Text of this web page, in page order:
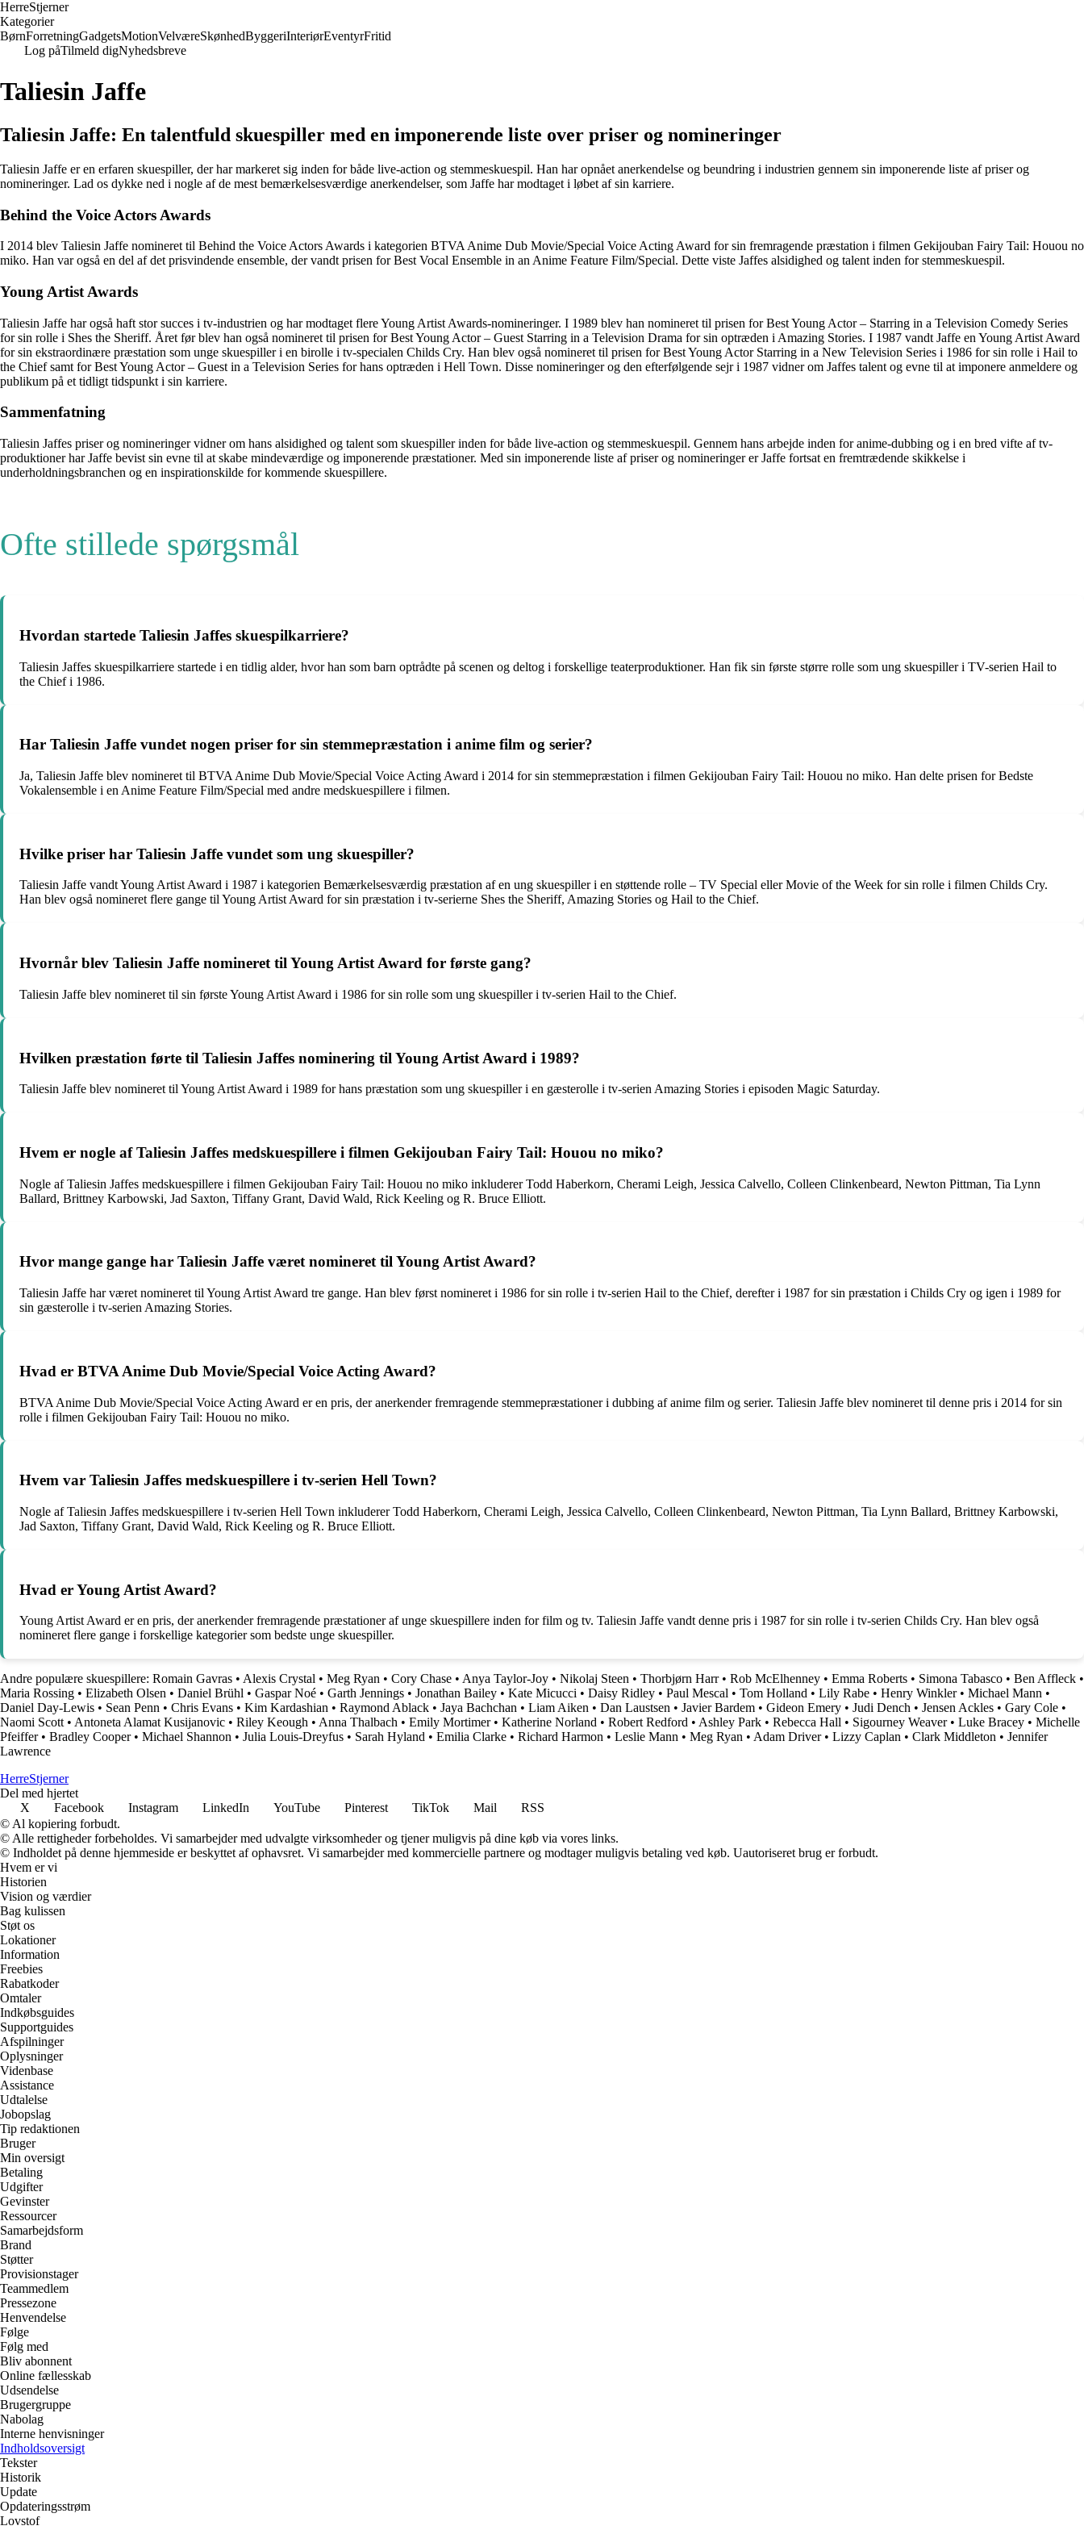
HerreStjerner
Kategorier
BørnForretningGadgetsMotionVelværeSkønhedByggeriInteriørEventyrFritid
Log påTilmeld digNyhedsbreve
Taliesin Jaffe
Taliesin Jaffe: En talentfuld skuespiller med en imponerende liste over priser og nomineringer
Taliesin Jaffe er en erfaren skuespiller, der har markeret sig inden for både live-action og stemmeskuespil. Han har opnået anerkendelse og beundring i industrien gennem sin imponerende liste af priser og
nomineringer. Lad os dykke ned i nogle af de mest bemærkelsesværdige anerkendelser, som Jaffe har modtaget i løbet af sin karriere.
Behind the Voice Actors Awards
I 2014 blev Taliesin Jaffe nomineret til Behind the Voice Actors Awards i kategorien BTVA Anime Dub Movie/Special Voice Acting Award for sin fremragende præstation i filmen Gekijouban Fairy Tail: Houou no
miko. Han var også en del af det prisvindende ensemble, der vandt prisen for Best Vocal Ensemble in an Anime Feature Film/Special. Dette viste Jaffes alsidighed og talent inden for stemmeskuespil.
Young Artist Awards
Taliesin Jaffe har også haft stor succes i tv-industrien og har modtaget flere Young Artist Awards-nomineringer. I 1989 blev han nomineret til prisen for Best Young Actor – Starring in a Television Comedy Series
for sin rolle i Shes the Sheriff. Året før blev han også nomineret til prisen for Best Young Actor – Guest Starring in a Television Drama for sin optræden i Amazing Stories. I 1987 vandt Jaffe en Young Artist Award
for sin ekstraordinære præstation som unge skuespiller i en birolle i tv-specialen Childs Cry. Han blev også nomineret til prisen for Best Young Actor Starring in a New Television Series i 1986 for sin rolle i Hail to
the Chief samt for Best Young Actor – Guest in a Television Series for hans optræden i Hell Town. Disse nomineringer og den efterfølgende sejr i 1987 vidner om Jaffes talent og evne til at imponere anmeldere og
publikum på et tidligt tidspunkt i sin karriere.
Sammenfatning
Taliesin Jaffes priser og nomineringer vidner om hans alsidighed og talent som skuespiller inden for både live-action og stemmeskuespil. Gennem hans arbejde inden for anime-dubbing og i en bred vifte af tv-
produktioner har Jaffe bevist sin evne til at skabe mindeværdige og imponerende præstationer. Med sin imponerende liste af priser og nomineringer er Jaffe fortsat en fremtrædende skikkelse i
underholdningsbranchen og en inspirationskilde for kommende skuespillere.
Ofte stillede spørgsmål
Hvordan startede Taliesin Jaffes skuespilkarriere?
Taliesin Jaffes skuespilkarriere startede i en tidlig alder, hvor han som barn optrådte på scenen og deltog i forskellige teaterproduktioner. Han fik sin første større rolle som ung skuespiller i TV-serien Hail to
the Chief i 1986.
Har Taliesin Jaffe vundet nogen priser for sin stemmepræstation i anime film og serier?
Ja, Taliesin Jaffe blev nomineret til BTVA Anime Dub Movie/Special Voice Acting Award i 2014 for sin stemmepræstation i filmen Gekijouban Fairy Tail: Houou no miko. Han delte prisen for Bedste
Vokalensemble i en Anime Feature Film/Special med andre medskuespillere i filmen.
Hvilke priser har Taliesin Jaffe vundet som ung skuespiller?
Taliesin Jaffe vandt Young Artist Award i 1987 i kategorien Bemærkelsesværdig præstation af en ung skuespiller i en støttende rolle – TV Special eller Movie of the Week for sin rolle i filmen Childs Cry.
Han blev også nomineret flere gange til Young Artist Award for sin præstation i tv-serierne Shes the Sheriff, Amazing Stories og Hail to the Chief.
Hvornår blev Taliesin Jaffe nomineret til Young Artist Award for første gang?
Taliesin Jaffe blev nomineret til sin første Young Artist Award i 1986 for sin rolle som ung skuespiller i tv-serien Hail to the Chief.
Hvilken præstation førte til Taliesin Jaffes nominering til Young Artist Award i 1989?
Taliesin Jaffe blev nomineret til Young Artist Award i 1989 for hans præstation som ung skuespiller i en gæsterolle i tv-serien Amazing Stories i episoden Magic Saturday.
Hvem er nogle af Taliesin Jaffes medskuespillere i filmen Gekijouban Fairy Tail: Houou no miko?
Nogle af Taliesin Jaffes medskuespillere i filmen Gekijouban Fairy Tail: Houou no miko inkluderer Todd Haberkorn, Cherami Leigh, Jessica Calvello, Colleen Clinkenbeard, Newton Pittman, Tia Lynn
Ballard, Brittney Karbowski, Jad Saxton, Tiffany Grant, David Wald, Rick Keeling og R. Bruce Elliott.
Hvor mange gange har Taliesin Jaffe været nomineret til Young Artist Award?
Taliesin Jaffe har været nomineret til Young Artist Award tre gange. Han blev først nomineret i 1986 for sin rolle i tv-serien Hail to the Chief, derefter i 1987 for sin præstation i Childs Cry og igen i 1989 for
sin gæsterolle i tv-serien Amazing Stories.
Hvad er BTVA Anime Dub Movie/Special Voice Acting Award?
BTVA Anime Dub Movie/Special Voice Acting Award er en pris, der anerkender fremragende stemmepræstationer i dubbing af anime film og serier. Taliesin Jaffe blev nomineret til denne pris i 2014 for sin
rolle i filmen Gekijouban Fairy Tail: Houou no miko.
Hvem var Taliesin Jaffes medskuespillere i tv-serien Hell Town?
Nogle af Taliesin Jaffes medskuespillere i tv-serien Hell Town inkluderer Todd Haberkorn, Cherami Leigh, Jessica Calvello, Colleen Clinkenbeard, Newton Pittman, Tia Lynn Ballard, Brittney Karbowski,
Jad Saxton, Tiffany Grant, David Wald, Rick Keeling og R. Bruce Elliott.
Hvad er Young Artist Award?
Young Artist Award er en pris, der anerkender fremragende præstationer af unge skuespillere inden for film og tv. Taliesin Jaffe vandt denne pris i 1987 for sin rolle i tv-serien Childs Cry. Han blev også
nomineret flere gange i forskellige kategorier som bedste unge skuespiller.
Andre populære skuespillere: Romain Gavras • Alexis Crystal • Meg Ryan • Cory Chase • Anya Taylor-Joy • Nikolaj Steen • Thorbjørn Harr• Rob McElhenney • Emma Roberts • Simona Tabasco • Ben Affleck •
Maria Rossing • Elizabeth Olsen • Daniel Brühl • Gaspar Noé • Garth Jennings • Jonathan Bailey • Kate Micucci • Daisy Ridley • Paul Mescal • Tom Holland • Lily Rabe • Henry Winkler• Michael Mann •
Daniel Day-Lewis • Sean Penn • Chris Evans • Kim Kardashian • Raymond Ablack • Jaya Bachchan • Liam Aiken • Dan Laustsen • Javier Bardem • Gideon Emery • Judi Dench • Jensen Ackles • Gary Cole •
Naomi Scott• Antoneta Alamat Kusijanovic • Riley Keough • Anna Thalbach • Emily Mortimer• Katherine Norland • Robert Redford • Ashley Park • Rebecca Hall • Sigourney Weaver• Luke Bracey • Michelle
Pfeiffer• Bradley Cooper• Michael Shannon • Julia Louis-Dreyfus • Sarah Hyland • Emilia Clarke • Richard Harmon • Leslie Mann • Meg Ryan • Adam Driver• Lizzy Caplan • Clark Middleton • Jennifer
Lawrence
HerreStjerner
Del med hjertet
X
Facebook Instagram LinkedIn YouTube Pinterest TikTok Mail
RSS
© Al kopiering forbudt.
© Alle rettigheder forbeholdes. Vi samarbejder med udvalgte virksomheder og tjener muligvis på dine køb via vores links.
© Indholdet på denne hjemmeside er beskyttet af ophavsret. Vi samarbejder med kommercielle partnere og modtager muligvis betaling ved køb. Uautoriseret brug er forbudt.
Hvem er vi
Historien
Vision og værdier
Bag kulissen
Støt os
Lokationer
Information
Freebies
Rabatkoder
Omtaler
Indkøbsguides
Supportguides
Afspilninger
Oplysninger
Videnbase
Assistance
Udtalelse
Jobopslag
Tip redaktionen
Bruger
Min oversigt
Betaling
Udgifter
Gevinster
Ressourcer
Samarbejdsform
Brand
Støtter
Provisionstager
Teammedlem
Pressezone
Henvendelse
Følge
Følg med
Bliv abonnent
Online fællesskab
Udsendelse
Brugergruppe
Nabolag
Interne henvisninger
Indholdsoversigt
Tekster
Historik
Update
Opdateringsstrøm
Lovstof